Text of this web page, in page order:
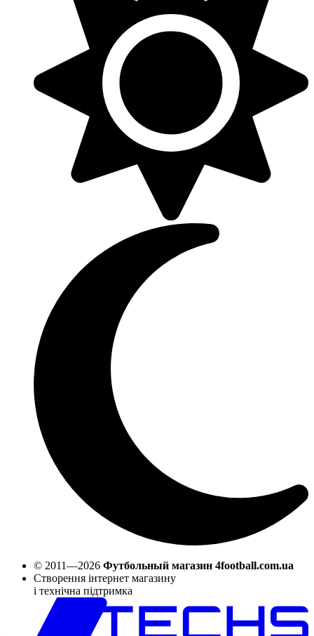
© 2011—2026 Футбольный магазин 4football.com.ua
Створення інтернет магазину
і технічна підтримка